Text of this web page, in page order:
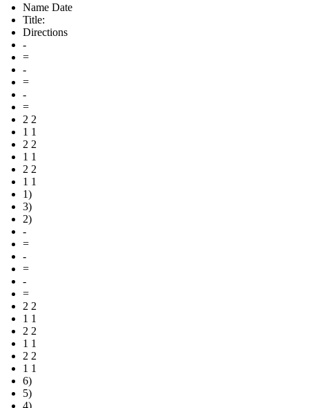
Name Date
Title:
Directions
-
=
-
=
-
=
2 2
1 1
2 2
1 1
2 2
1 1
1)
3)
2)
-
=
-
=
-
=
2 2
1 1
2 2
1 1
2 2
1 1
6)
5)
4)